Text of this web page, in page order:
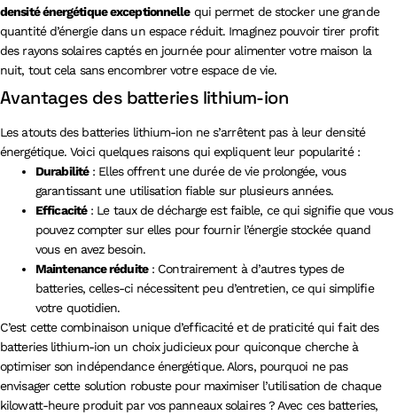
densité énergétique exceptionnellequi permet de stocker une grande
quantité d’énergie dans un espace réduit. Imaginez pouvoir tirer profit
des rayons solaires captés en journée pour alimenter votre maison la
nuit, tout cela sans encombrer votre espace de vie.
Avantages des batteries lithium-ion
Les atouts des batteries lithium-ion ne s’arrêtent pas à leur densité
énergétique. Voici quelques raisons qui expliquent leur popularité :
Durabilité: Elles offrent une durée de vie prolongée, vous
garantissant une utilisation fiable sur plusieurs années.
Efficacité: Le taux de décharge est faible, ce qui signifie que vous
pouvez compter sur elles pour fournir l’énergie stockée quand
vous en avez besoin.
Maintenance réduite: Contrairement à d’autres types de
batteries, celles-ci nécessitent peu d’entretien, ce qui simplifie
votre quotidien.
C’est cette combinaison unique d’efficacité et de praticité qui fait des
batteries lithium-ion un choix judicieux pour quiconque cherche à
optimiser son indépendance énergétique. Alors, pourquoi ne pas
envisager cette solution robuste pour maximiser l’utilisation de chaque
kilowatt-heure produit par vos panneaux solaires ? Avec ces batteries,